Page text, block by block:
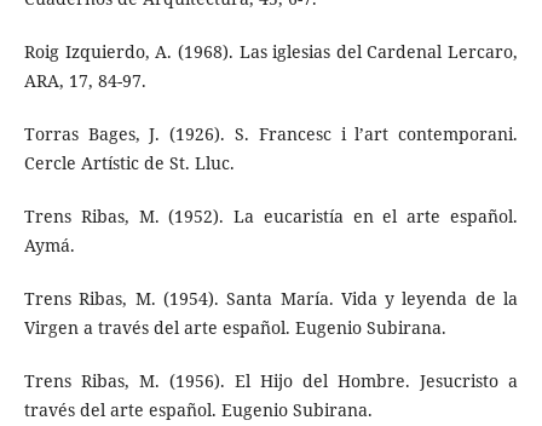
Roig Izquierdo, A. (1968). Las iglesias del Cardenal Lercaro,
ARA, 17, 84-97.
Torras Bages, J. (1926). S. Francesc i l’art contemporani.
Cercle Artístic de St. Lluc.
Trens Ribas, M. (1952). La eucaristía en el arte español.
Aymá.
Trens Ribas, M. (1954). Santa María. Vida y leyenda de la
Virgen a través del arte español. Eugenio Subirana.
Trens Ribas, M. (1956). El Hijo del Hombre. Jesucristo a
través del arte español. Eugenio Subirana.